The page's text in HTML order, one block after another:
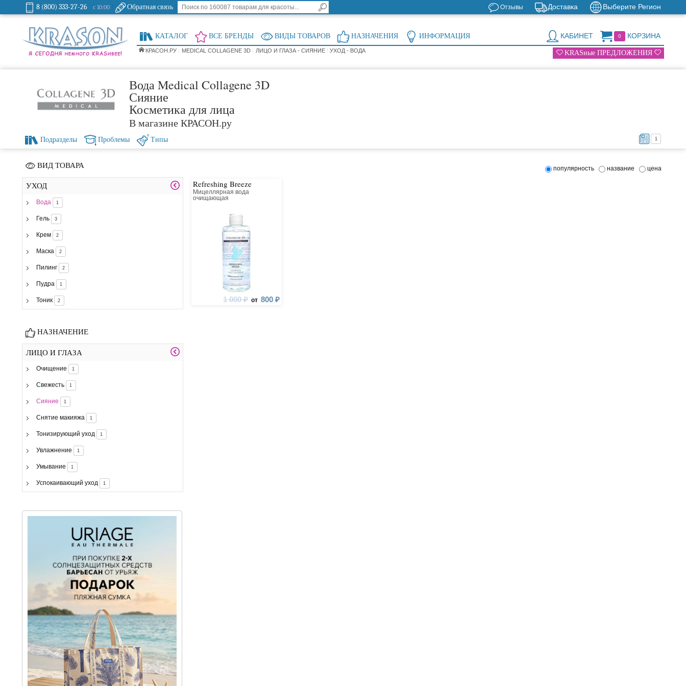
8 (800) 333-27-26 с 10:00 Обратная связь Выберите Регион
Доставка
Отзывы
0 КОРЗИНА
КАБИНЕТ
КАТАЛОГ ВСЕ БРЕНДЫ ВИДЫ ТОВАРОВ НАЗНАЧЕНИЯ ИНФОРМАЦИЯ
КРАСОН.РУ MEDICAL COLLAGENE 3D ЛИЦО И ГЛАЗА - СИЯНИЕ УХОД - ВОДА KRASные ПРЕДЛОЖЕНИЯ
Вода Medical Collagene 3D
Сияние
Косметика для лица
В магазине КРАСОН.ру
1
Подразделы Проблемы Типы
ВИД ТОВАРА
УХОД
Вода 1
Гель 3
Крем 2
Маска 2
Пилинг 2
Пудра 1
Тоник 2
НАЗНАЧЕНИЕ
ЛИЦО И ГЛАЗА
Очищение 1
Свежесть 1
Сияние 1
Снятие макияжа 1
Тонизирующий уход 1
Увлажнение 1
Умывание 1
Успокаивающий уход 1
популярность название цена
Refreshing Breeze
Мицеллярная вода
очищающая
1 000 ₽ от 800 ₽